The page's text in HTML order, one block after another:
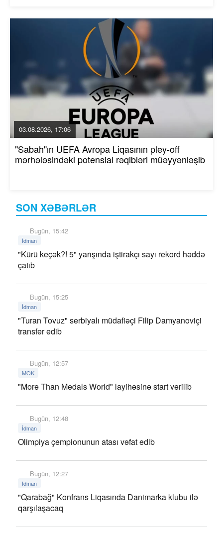
SON XƏBƏRLƏR
Bugün, 15:42
İdman
"Kürü keçək?! 5" yarışında iştirakçı sayı rekord həddə
çatıb
Bugün, 15:25
İdman
"Turan Tovuz" serbiyalı müdafiəçi Filip Damyanoviçi
transfer edib
Bugün, 12:57
MOK
"More Than Medals World" layihəsinə start verilib
Bugün, 12:48
İdman
Olimpiya çempionunun atası vəfat edib
Bugün, 12:27
İdman
"Qarabağ" Konfrans Liqasında Danimarka klubu ilə
qarşılaşacaq
03.08.2026, 17:06
"Sabah"ın UEFA Avropa Liqasının pley-off
mərhələsindəki potensial rəqibləri müəyyənləşib